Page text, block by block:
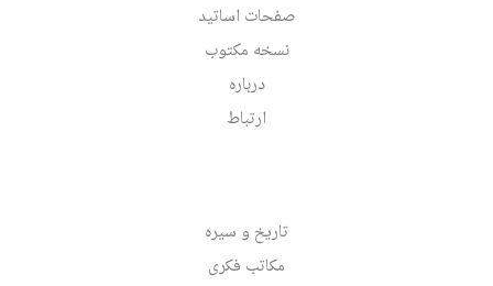
صفحات اساتید
نسخه مکتوب
درباره
ارتباط
تاریخ و سیره
مکاتب فکری